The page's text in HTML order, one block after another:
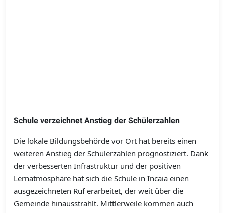
Schule verzeichnet Anstieg der Schülerzahlen
Die lokale Bildungsbehörde vor Ort hat bereits einen
weiteren Anstieg der Schülerzahlen prognostiziert. Dank
der verbesserten Infrastruktur und der positiven
Lernatmosphäre hat sich die Schule in Incaia einen
ausgezeichneten Ruf erarbeitet, der weit über die
Gemeinde hinausstrahlt. Mittlerweile kommen auch